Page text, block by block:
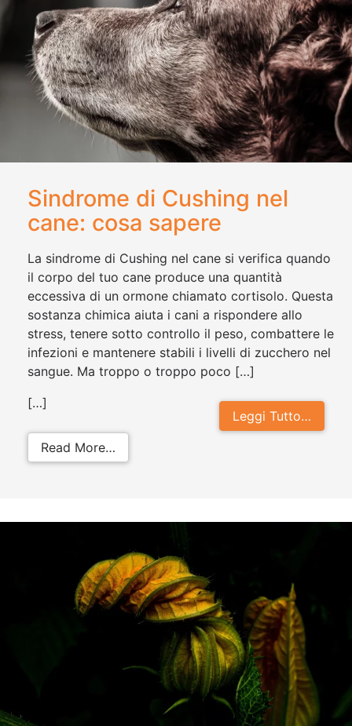
Sindrome di Cushing nel
cane: cosa sapere
La sindrome di Cushing nel cane si verifica quando
il corpo del tuo cane produce una quantità
eccessiva di un ormone chiamato cortisolo. Questa
sostanza chimica aiuta i cani a rispondere allo
stress, tenere sotto controllo il peso, combattere le
infezioni e mantenere stabili i livelli di zucchero nel
sangue. Ma troppo o troppo poco […]
Leggi Tutto…
[…]
Read More…